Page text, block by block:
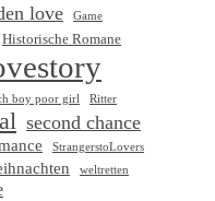
love
Game
Historische Romane
boy poor girl Ritter
second chance
StrangerstoLovers
weltretten